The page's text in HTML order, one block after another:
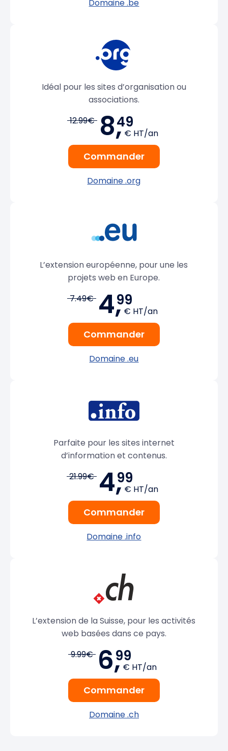
Domaine .be
Idéal pour les sites d’organisation ou
associations.
12.99€ 8,49
€ HT/an
Commander
Domaine .org
L’extension européenne, pour une les
projets web en Europe.
7.49€ 4,99
€ HT/an
Commander
Domaine .eu
Parfaite pour les sites internet
d’information et contenus.
21.99€ 4,99
€ HT/an
Commander
Domaine .info
L’extension de la Suisse, pour les activités
web basées dans ce pays.
9.99€ 6,99
€ HT/an
Commander
Domaine .ch